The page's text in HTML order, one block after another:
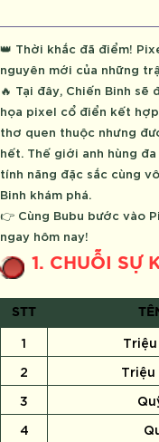
👑 Thời khắc đã điểm!
nguyên mới của những
🔥 Tại đây, Chiến Binh
họa pixel cổ điển kết
thơ quen thuộc nhưng
hết. Thế giới anh hùng
tính năng đặc sắc cùng
Binh khám phá.
👉 Cùng Bubu bước vào
ngay hôm nay!
1. CHUỖI SỰ
STT
1
2
Triệu
3
4